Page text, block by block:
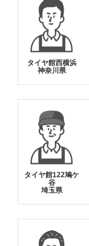
タイヤ館西横浜
神奈川県
タイヤ館122鳩ケ
谷
埼玉県